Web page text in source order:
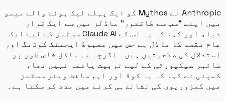
Anthropic نے Mythos کو ایک پہلے لیک ہونے والے میمو
اپنے “سب سے طاقتور” ماڈلز میں سے ایک قرار
دیا، اور کہا کہ یہ اس کے Claude AI سسٹمز کے لیے ایک
مقصد کا ماڈل ہے جس میں مضبوط ایجنٹک کوڈنگ اور
کی صلاحیتیں ہیں۔ اگرچہ یہ ماڈل خاص طور پر
سیکیورٹی کے لیے تربیت یافتہ نہیں تھا،
نے کہا کہ یہ کوڈ اور اہم سافٹ ویئر سسٹمز
کمزوریوں کی نشاندہی کرنے میں مدد کر سکتا ہے۔